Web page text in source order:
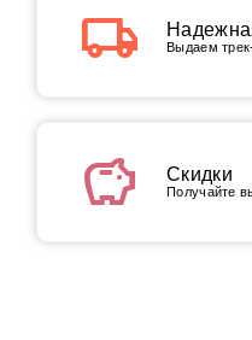
local_shipping Выдаем
savings Скидки
Получайте